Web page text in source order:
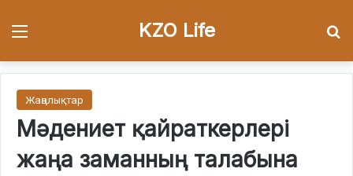
KZO Life
Жаңалықтар
Мәдениет қайраткерлері
жаңа заманның талабына